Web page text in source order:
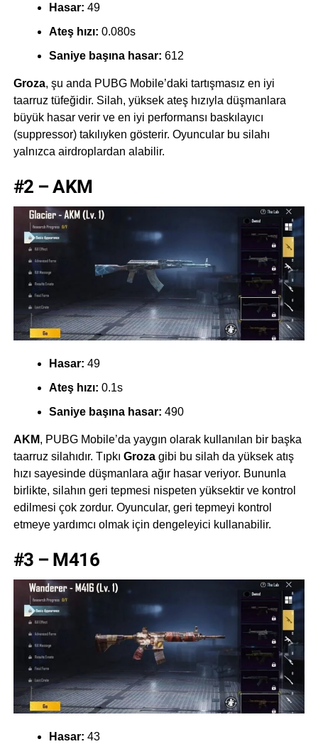
Hasar: 49
Ateş hızı: 0.080s
Saniye başına hasar: 612
Groza, şu anda PUBG Mobile’daki tartışmasız en iyi
taarruz tüfeğidir. Silah, yüksek ateş hızıyla düşmanlara
büyük hasar verir ve en iyi performansı baskılayıcı
(suppressor) takılıyken gösterir. Oyuncular bu silahı
yalnızca airdroplardan alabilir.
#2 – AKM
Hasar: 49
Ateş hızı: 0.1s
Saniye başına hasar: 490
AKM, PUBG Mobile’da yaygın olarak kullanılan bir başka
taarruz silahıdır. Tıpkı Grozagibi bu silah da yüksek atış
hızı sayesinde düşmanlara ağır hasar veriyor. Bununla
birlikte, silahın geri tepmesi nispeten yüksektir ve kontrol
edilmesi çok zordur. Oyuncular, geri tepmeyi kontrol
etmeye yardımcı olmak için dengeleyici kullanabilir.
#3 – M416
Hasar: 43